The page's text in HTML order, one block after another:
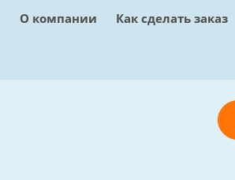
О компании Как сделать заказ